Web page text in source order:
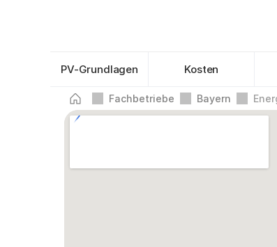
PV-Grundlagen Kosten
Fachbetriebe Bayern